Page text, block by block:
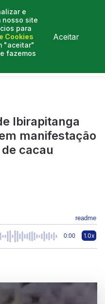
e
nosso site
para
Cookies
"aceitar"
fazemos
Aceitar
Ibirapitanga
manifestação
cacau
readme
0:00 1.0x